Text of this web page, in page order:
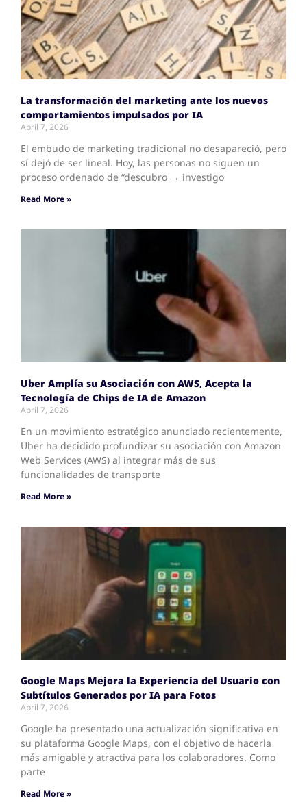
La transformación del marketing ante los nuevos
comportamientos impulsados por IA
April 7, 2026
El embudo de marketing tradicional no desapareció, pero
sí dejó de ser lineal. Hoy, las personas no siguen un
proceso ordenado de “descubro → investigo
Read More »
Uber Amplía su Asociación con AWS, Acepta la
Tecnología de Chips de IA de Amazon
April 7, 2026
En un movimiento estratégico anunciado recientemente,
Uber ha decidido profundizar su asociación con Amazon
Web Services (AWS) al integrar más de sus
funcionalidades de transporte
Read More »
Google Maps Mejora la Experiencia del Usuario con
Subtítulos Generados por IA para Fotos
April 7, 2026
Google ha presentado una actualización significativa en
su plataforma Google Maps, con el objetivo de hacerla
más amigable y atractiva para los colaboradores. Como
parte
Read More »